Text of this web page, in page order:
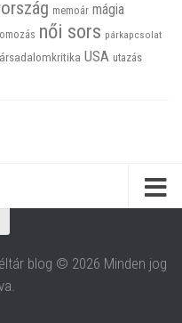
memoár mágia
női sors párkapcsolat
USA utazás
blog © 2026 Minden jog